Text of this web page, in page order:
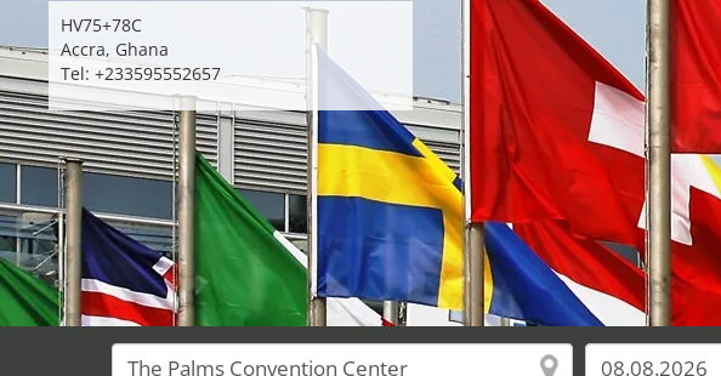
HV75+78C
Accra, Ghana
Tel: +233595552657